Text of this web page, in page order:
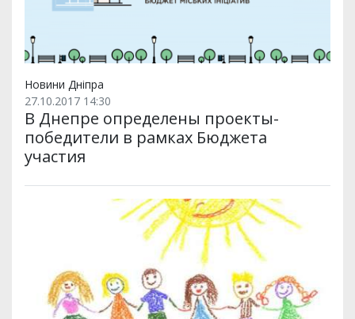
Новини Дніпра
27.10.2017 14:30
В Днепре определены проекты-
победители в рамках Бюджета
участия